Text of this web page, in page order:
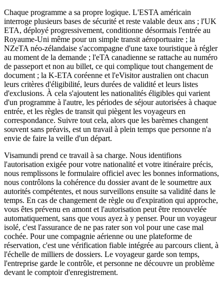
Chaque programme a sa propre logique. L'ESTA américain
interroge plusieurs bases de sécurité et reste valable deux ans ; l'UK
ETA, déployé progressivement, conditionne désormais l'entrée au
Royaume-Uni même pour un simple transit aéroportuaire ; la
NZeTA néo-zélandaise s'accompagne d'une taxe touristique à régler
au moment de la demande ; l'eTA canadienne se rattache au numéro
de passeport et non au billet, ce qui complique tout changement de
document ; la K-ETA coréenne et l'eVisitor australien ont chacun
leurs critères d'éligibilité, leurs durées de validité et leurs listes
d'exclusions. À cela s'ajoutent les nationalités éligibles qui varient
d'un programme à l'autre, les périodes de séjour autorisées à chaque
entrée, et les règles de transit qui piègent les voyageurs en
correspondance. Suivre tout cela, alors que les barèmes changent
souvent sans préavis, est un travail à plein temps que personne n'a
envie de faire la veille d'un départ.
Visamundi prend ce travail à sa charge. Nous identifions
l'autorisation exigée pour votre nationalité et votre itinéraire précis,
nous remplissons le formulaire officiel avec les bonnes informations,
nous contrôlons la cohérence du dossier avant de le soumettre aux
autorités compétentes, et nous surveillons ensuite sa validité dans le
temps. En cas de changement de règle ou d'expiration qui approche,
vous êtes prévenu en amont et l'autorisation peut être renouvelée
automatiquement, sans que vous ayez à y penser. Pour un voyageur
isolé, c'est l'assurance de ne pas rater son vol pour une case mal
cochée. Pour une compagnie aérienne ou une plateforme de
réservation, c'est une vérification fiable intégrée au parcours client, à
l'échelle de milliers de dossiers. Le voyageur garde son temps,
l'entreprise garde le contrôle, et personne ne découvre un problème
devant le comptoir d'enregistrement.